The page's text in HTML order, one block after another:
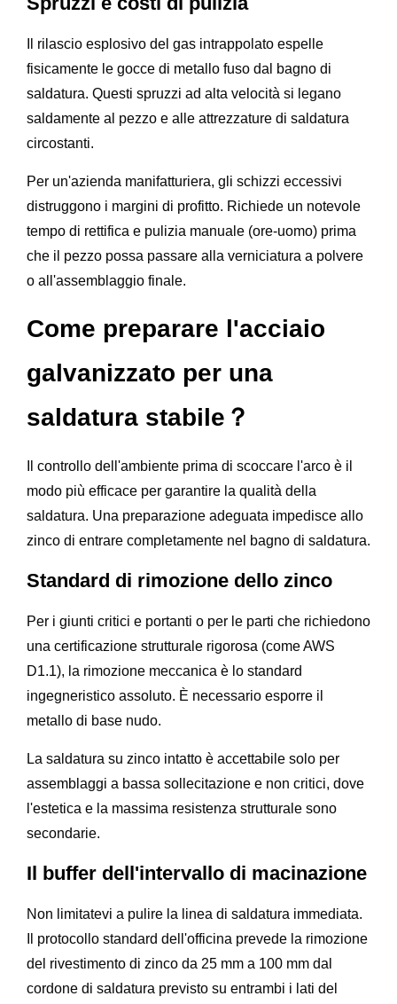
Il rilascio esplosivo del gas intrappolato espelle
fisicamente le gocce di metallo fuso dal bagno di
saldatura. Questi spruzzi ad alta velocità si legano
saldamente al pezzo e alle attrezzature di saldatura
circostanti.
Per un'azienda manifatturiera, gli schizzi eccessivi
distruggono i margini di profitto. Richiede un notevole
tempo di rettifica e pulizia manuale (ore-uomo) prima
che il pezzo possa passare alla verniciatura a polvere
o all'assemblaggio finale.
Come preparare l'acciaio
galvanizzato per una
saldatura stabile？
Il controllo dell'ambiente prima di scoccare l'arco è il
modo più efficace per garantire la qualità della
saldatura. Una preparazione adeguata impedisce allo
zinco di entrare completamente nel bagno di saldatura.
Standard di rimozione dello zinco
Per i giunti critici e portanti o per le parti che richiedono
una certificazione strutturale rigorosa (come AWS
D1.1), la rimozione meccanica è lo standard
ingegneristico assoluto. È necessario esporre il
metallo di base nudo.
La saldatura su zinco intatto è accettabile solo per
assemblaggi a bassa sollecitazione e non critici, dove
l'estetica e la massima resistenza strutturale sono
secondarie.
Il buffer dell'intervallo di macinazione
Non limitatevi a pulire la linea di saldatura immediata.
Il protocollo standard dell'officina prevede la rimozione
del rivestimento di zinco da 25 mm a 100 mm dal
cordone di saldatura previsto su entrambi i lati del